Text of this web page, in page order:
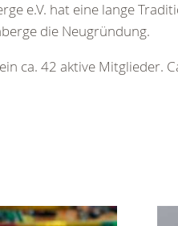
e.V. hat eine lange
die Neugründung.
ca. 42 aktive Mitglieder.